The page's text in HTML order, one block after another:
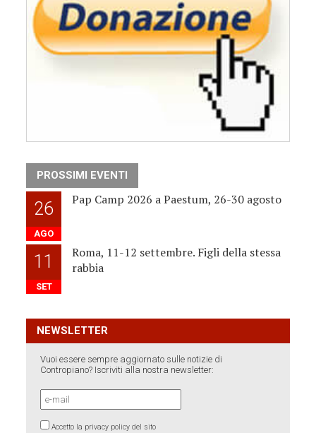
PROSSIMI EVENTI
26
AGO
Pap Camp 2026 a Paestum, 26-30 agosto
11
SET
Roma, 11-12 settembre. Figli della stessa
rabbia
NEWSLETTER
Vuoi essere sempre aggiornato sulle notizie di
Contropiano? Iscriviti alla nostra newsletter:
Accetto la privacy policy del sito